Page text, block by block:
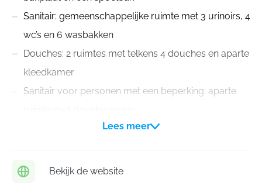
Sanitair: gemeenschappelijke ruimte met 3 urinoirs, 4
wc’s en 6 wasbakken
Douches: 2 ruimtes met telkens 4 douches en aparte
kleedkamer
Sanitair voor personen met een beperking: aparte
Terrein: perceel van 69 are met mogelijkheid tot
voetbalveld enerzijds en natuurgebied De Kalvenne
Lees meer
Bekijk de website